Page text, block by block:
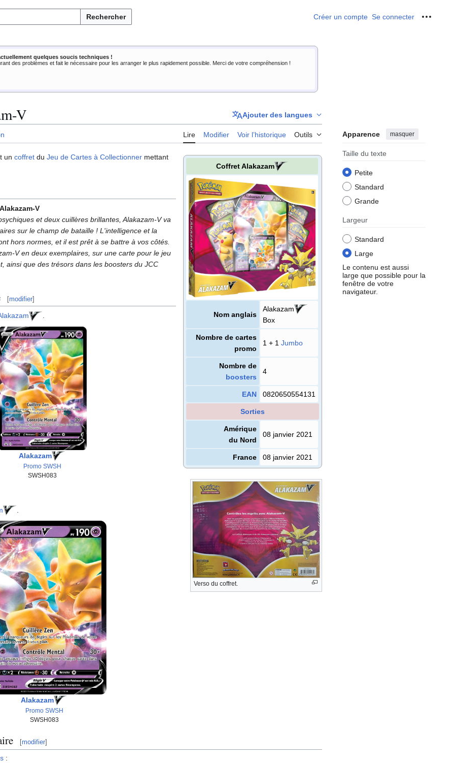
Rechercher Créer un compte Se connecter Outils
quelques soucis techniques !
des problèmes et fait le nécessaire pour les arranger le plus rapidement possible. Merci de votre compréhension !
V Ajouter des langues
Lire Modifier Voir l’historique Outils Apparence masquer
Taille du texte
Petite
Standard
Grande
Largeur
Standard
Large
Le contenu est aussi
large que possible pour la
fenêtre de votre
navigateur.
Coffret Alakazam
Nom anglais
Alakazam
Box
Nombre de cartes
promo
1 + 1 Jumbo
Nombre de
boosters
4
EAN 0820650554131
Sorties
Amérique
du Nord
08 janvier 2021
France 08 janvier 2021
un coffret du Jeu de Cartes à Collectionner mettant
Verso du coffret.
V
et deux cuillères brillantes, Alakazam-V va
sur le champ de bataille ! L'intelligence et la
hors normes, et il est prêt à se battre à vos côtés.
V en deux exemplaires, sur une carte pour le jeu
ainsi que des trésors dans les boosters du JCC
[modifier]
.
Alakazam
Promo SWSH
SWSH083
Alakazam
Promo SWSH
SWSH083
[modifier]
: